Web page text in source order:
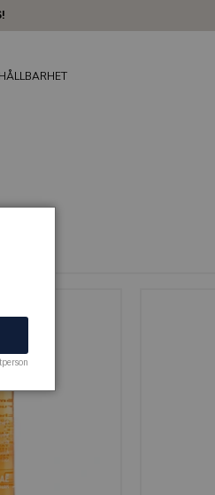
HÅLLBARHET